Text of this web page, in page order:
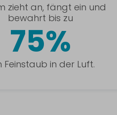
zieht an, fängt ein und
bewahrt bis zu
75%
Feinstaub in der Luft.